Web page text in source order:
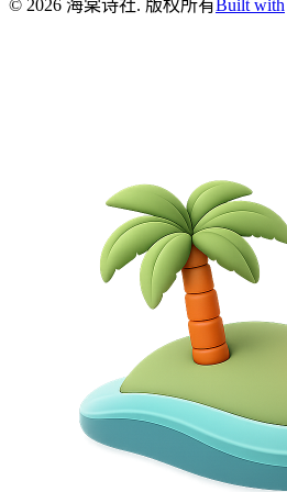
© 2026 海棠诗社. 版权所有 Built with